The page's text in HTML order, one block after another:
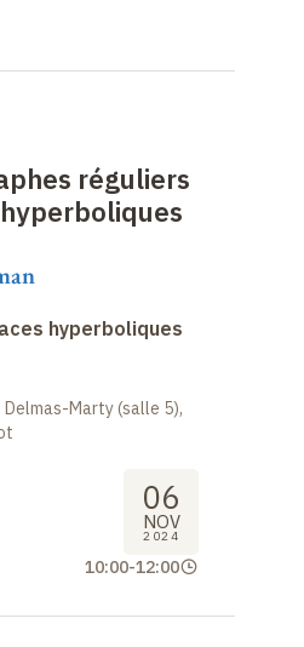
réguliers
hyperboliques
Marty (salle 5),
06
NOV
2024
10:00-12:00